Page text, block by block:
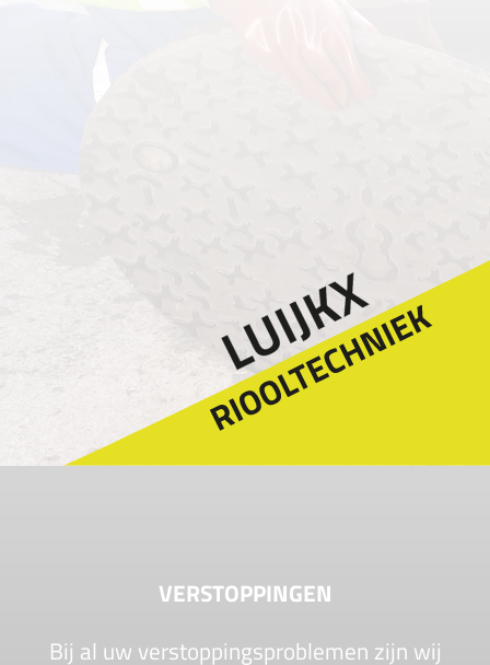
VERSTOPPINGEN
Bij al uw verstoppingsproblemen zijn wij